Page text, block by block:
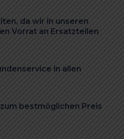
da wir in unseren
Vorrat an Ersatzteilen
in allen
bestmöglichen Preis